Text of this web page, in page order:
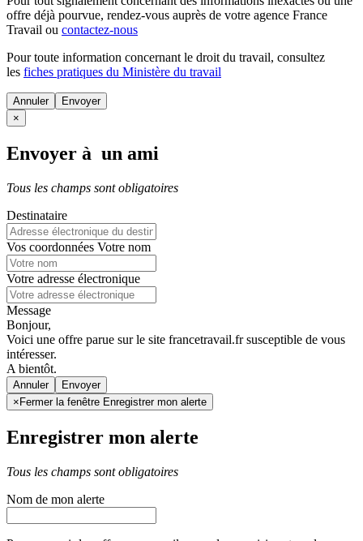
offre déjà pourvue, rendez-vous auprès de votre agence France
Travail ou contactez-nous
Pour toute information concernant le droit du travail, consultez
les fiches pratiques du Ministère du travail
Annuler
×
Envoyer à un ami
Tous les champs sont obligatoires
Destinataire
Vos coordonnées Votre nom
Votre adresse électronique
Message
Bonjour,
Voici une offre parue sur le site francetravail.fr susceptible de vous
intéresser.
A bientôt.
Annuler
× Fermer la fenêtre Enregistrer mon alerte
Enregistrer mon alerte
Tous les champs sont obligatoires
Nom de mon alerte